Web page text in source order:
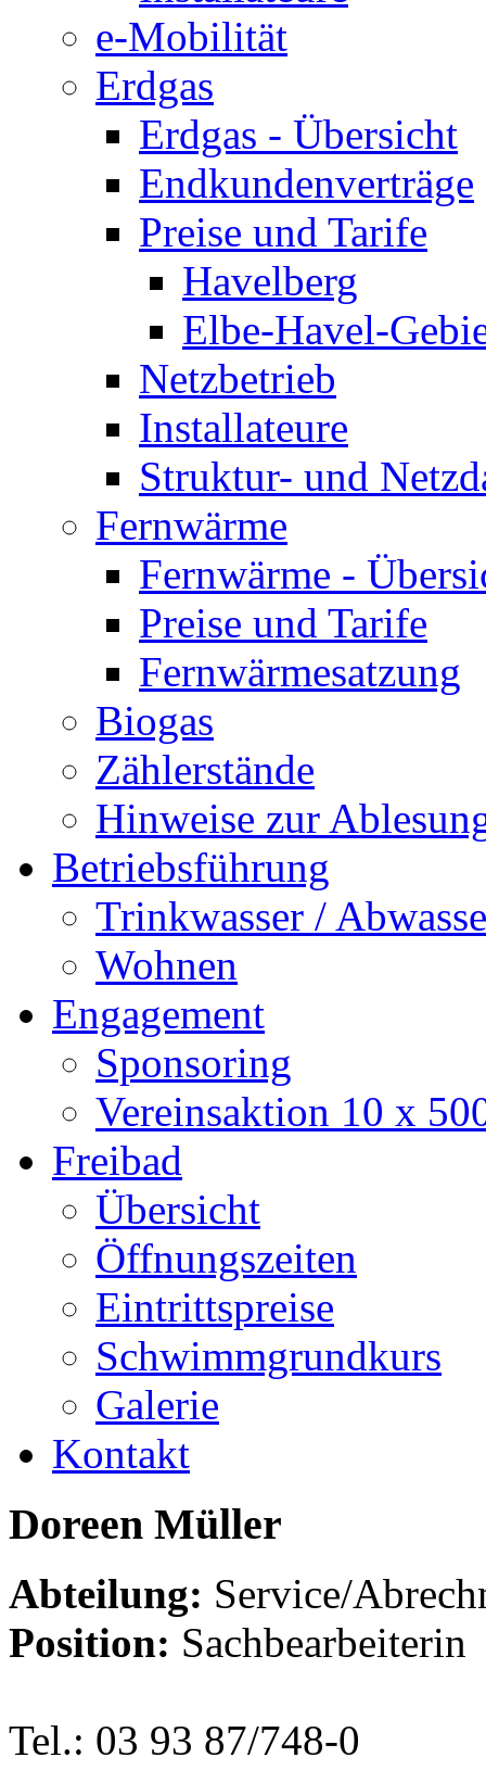
e-Mobilität
Erdgas
Erdgas - Übersicht
Endkundenverträge
Preise und Tarife
Havelberg
Elbe-Havel-
Netzbetrieb
Installateure
Struktur- und
Fernwärme
Fernwärme -
Preise und Tarife
Fernwärmesatzung
Biogas
Zählerstände
Hinweise zur
Betriebsführung
Trinkwasser /
Wohnen
Engagement
Sponsoring
Vereinsaktion 10 x
Freibad
Übersicht
Öffnungszeiten
Eintrittspreise
Schwimmgrundkurs
Galerie
Kontakt
Doreen Müller
Abteilung: Service/
Position: Sachbearbeiterin
Tel.: 03 93 87/748-0